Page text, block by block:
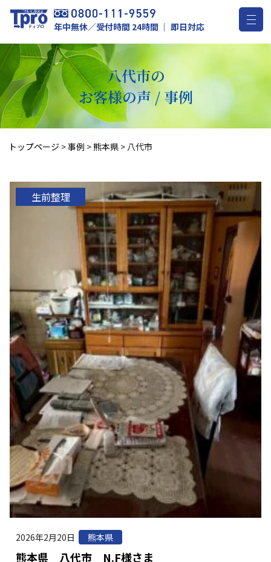
年中無休／受付時間 24時間 ｜ 即日対応
八代市の
お客様の声 / 事例
トップページ >事例 >熊本県 > 八代市
生前整理
2026年2月20日 熊本県
熊本県 八代市 N.F様さま